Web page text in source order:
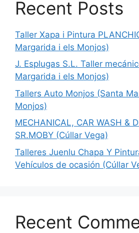
Recent Posts
Taller Xapa i Pintura
Margarida i els Monjos)
J. Esplugas S.L. Taller
Margarida i els Monjos)
Tallers Auto Monjos (Santa
Monjos)
MECHANICAL, CAR WASH &
SR.MOBY (Cúllar Vega)
Talleres Juenlu Chapa Y
Vehículos de ocasión (Cúllar
Recent